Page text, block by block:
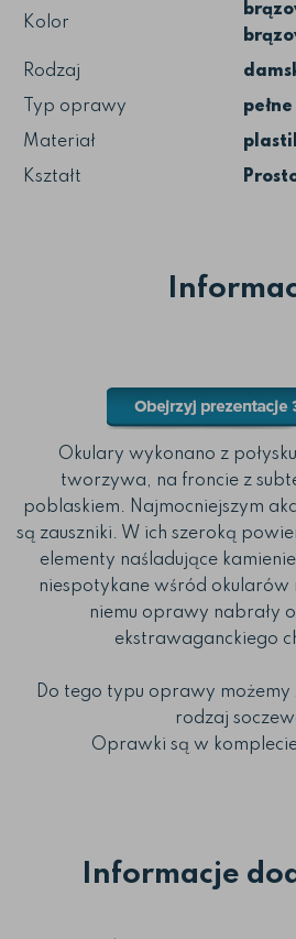
Kolor
Rodzaj
Typ oprawy
pełne
Materiał
Kształt
Okulary wykonano z
tworzywa, na froncie z
poblaskiem. Najmocniejszym
są zauszniki. W ich szeroką
elementy naśladujące
niespotykane wśród okularów
niemu oprawy nabrały
ekstrawaganckiego
Do tego typu oprawy
rodzaj
Oprawki są w
Informacje